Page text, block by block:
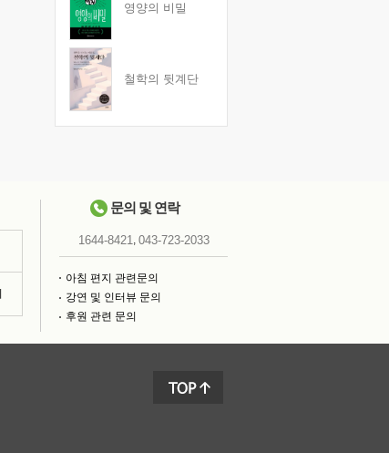
영양의 비밀
철학의 뒷계단
문의 및 연락
1644-8421, 043-723-2033
아침 편지 관련문의
강연 및 인터뷰 문의
후원 관련 문의